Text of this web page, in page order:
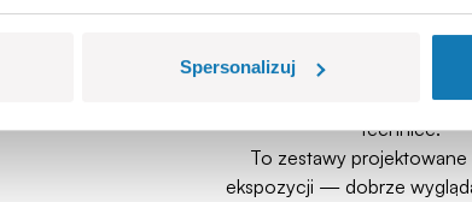
Spersonalizuj
czytelnych detali i
Martin, Boeing,
Skupiamy się na tematyce,
interesuje dorosłych
lotnictwie, wojskowości,
technice.
To zestawy projektowane
ekspozycji — dobrze